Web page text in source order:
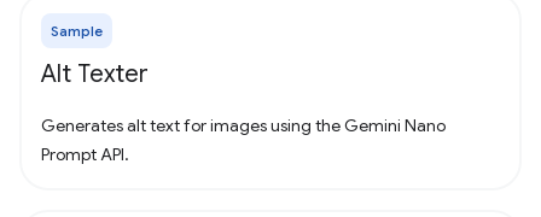
Sample
Alt Texter
Generates alt text for images using the Gemini Nano
Prompt API.